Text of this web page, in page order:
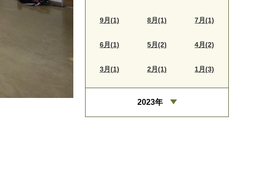
9月(1) 8月(1) 7月(1)
6月(1) 5月(2) 4月(2)
3月(1) 2月(1) 1月(3)
2023年